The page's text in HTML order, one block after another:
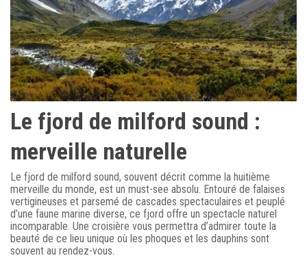
Le fjord de milford sound :
merveille naturelle
Le fjord de milford sound, souvent décrit comme la huitième
merveille du monde, est un must-see absolu. Entouré de falaises
vertigineuses et parsemé de cascades spectaculaires et peuplé
d’une faune marine diverse, ce fjord offre un spectacle naturel
incomparable. Une croisière vous permettra d’admirer toute la
beauté de ce lieu unique où les phoques et les dauphins sont
souvent au rendez-vous.